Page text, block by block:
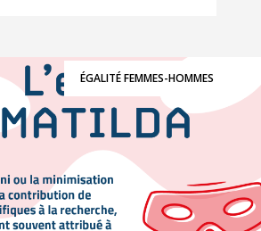
ÉGALITÉ FEMMES-HOMMES